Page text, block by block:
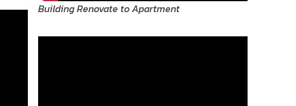
Building Renovate to Apartment